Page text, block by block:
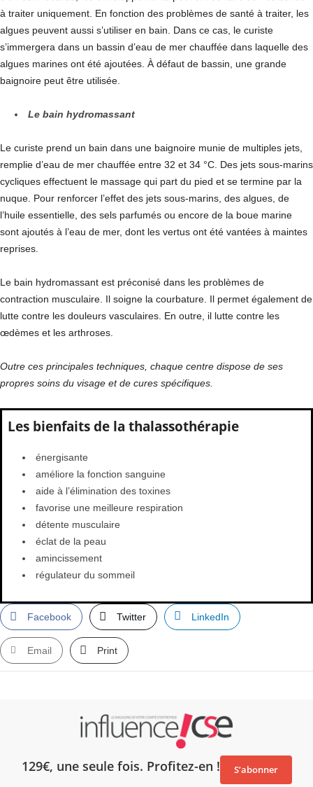
à traiter uniquement. En fonction des problèmes de santé à traiter, les
algues peuvent aussi s’utiliser en bain. Dans ce cas, le curiste
s’immergera dans un bassin d’eau de mer chauffée dans laquelle des
algues marines ont été ajoutées. À défaut de bassin, une grande
baignoire peut être utilisée.
Le bain hydromassant
Le curiste prend un bain dans une baignoire munie de multiples jets,
remplie d’eau de mer chauffée entre 32 et 34 °C. Des jets sous-marins
cycliques effectuent le massage qui part du pied et se termine par la
nuque. Pour renforcer l’effet des jets sous-marins, des algues, de
l’huile essentielle, des sels parfumés ou encore de la boue marine
sont ajoutés à l’eau de mer, dont les vertus ont été vantées à maintes
reprises.
Le bain hydromassant est préconisé dans les problèmes de
contraction musculaire. Il soigne la courbature. Il permet également de
lutte contre les douleurs vasculaires. En outre, il lutte contre les
œdèmes et les arthroses.
Outre ces principales techniques, chaque centre dispose de ses
propres soins du visage et de cures spécifiques.
Les bienfaits de la thalassothérapie
énergisante
améliore la fonction sanguine
aide à l’élimination des toxines
favorise une meilleure respiration
détente musculaire
éclat de la peau
amincissement
régulateur du sommeil
Facebook Twitter LinkedIn
Email Print
129€, une seule fois. Profitez-en ! S’abonner